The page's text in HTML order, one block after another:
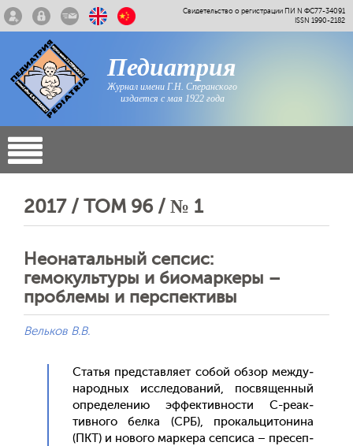
Свидетельство о регистрации ПИ N ФС77-34091
ISSN 1990-2182
Педиатрия
Журнал имени Г.Н. Сперанского
издается с мая 1922 года
2017 / ТОМ 96 / № 1
Неонатальный сепсис:
гемокультуры и биомаркеры –
проблемы и перспективы
Вельков В.В.
Статья пред­став­ля­ет со­бой об­зор меж­ду­
народ­ных ис­сле­дова­ний, пос­вя­щен­ный
оп­ре­деле­нию эф­фектив­ности С-ре­ак­
тивно­го бел­ка (СРБ), про­каль­ци­тони­на
(ПКТ) и но­вого мар­ке­ра сеп­си­са – пре­сеп­